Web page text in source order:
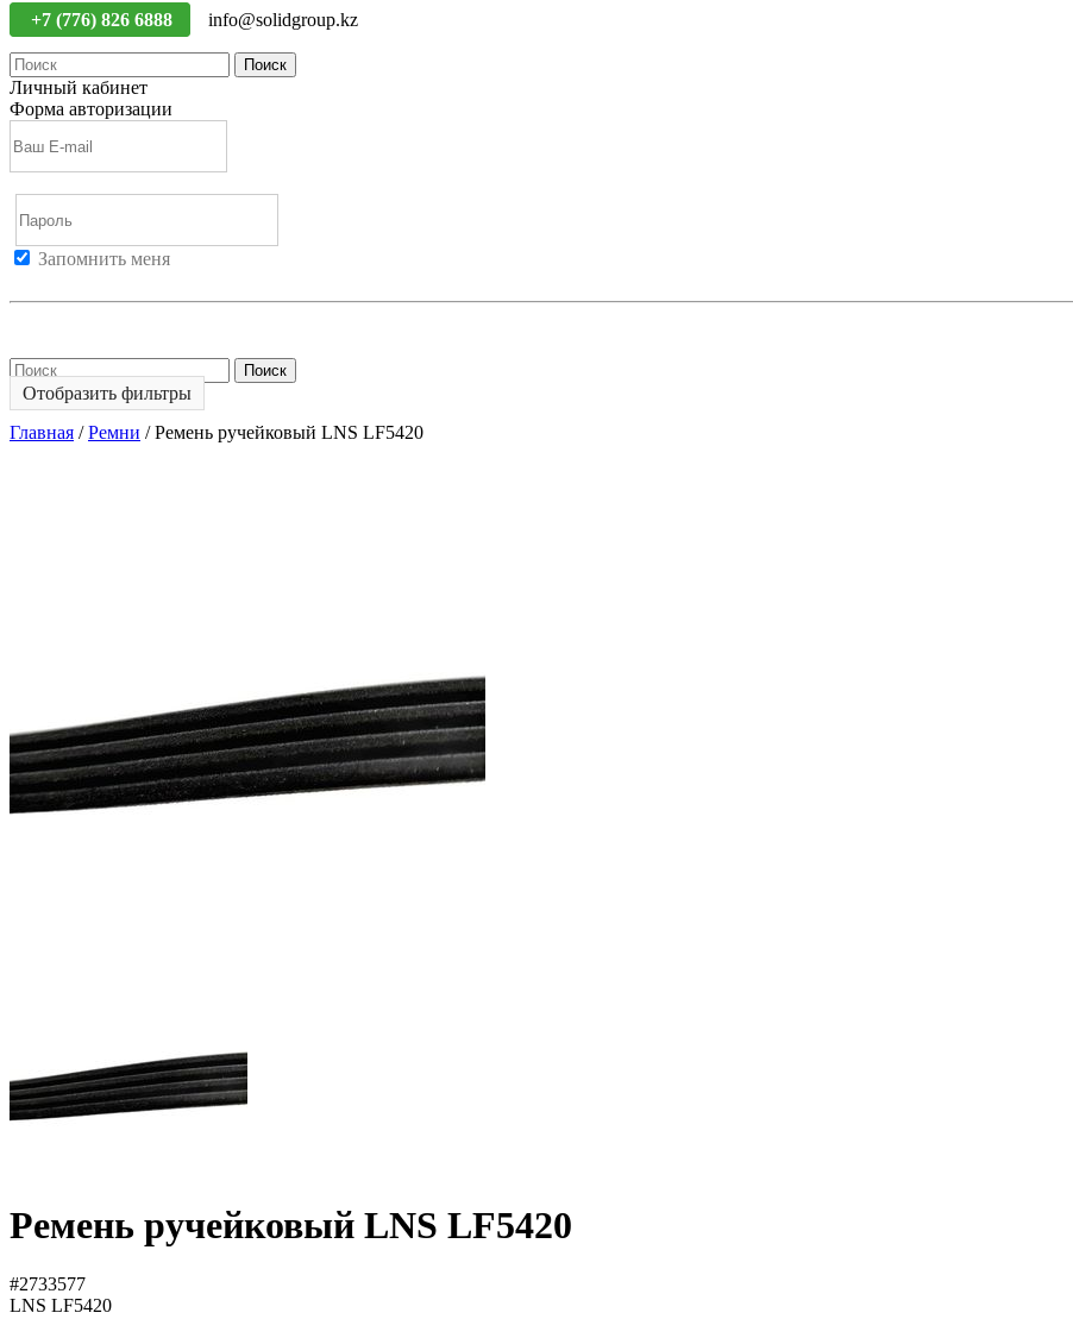
+7 (776) 826 6888 info@solidgroup.kz
Поиск
Личный кабинет
Форма авторизации
Запомнить меня
Поиск
Отобразить фильтры
Главная / Ремни / Ремень ручейковый LNS LF5420
Ремень ручейковый LNS LF5420
#2733577
LNS LF5420